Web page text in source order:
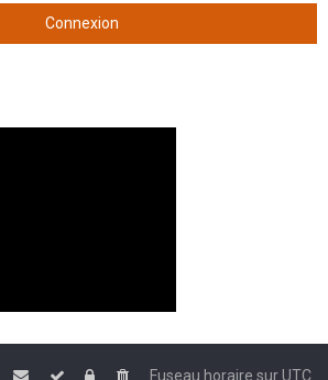
Fuseau horaire surUTC